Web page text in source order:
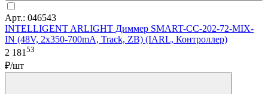
Арт.: 046543
INTELLIGENT ARLIGHT Диммер SMART-CC-202-72-MIX-
IN (48V, 2x350-700mA, Track, ZB) (IARL, Контроллер)
2 18153
₽/шт